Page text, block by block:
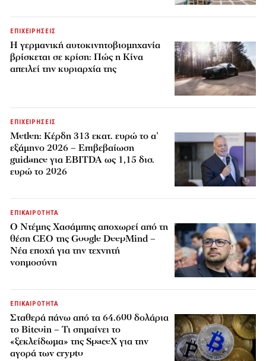
ΕΠΙΧΕΙΡΗΣΕΙΣ
Η γερμανική αυτοκινητοβιομηχανία
βρίσκεται σε κρίση: Πώς η Κίνα
απειλεί την κυριαρχία της
ΕΠΙΧΕΙΡΗΣΕΙΣ
Metlen: Κέρδη 313 εκατ. ευρώ το α’
εξάμηνο 2026 – Επιβεβαίωση
guidance για EBITDA ως 1,15 δισ.
ευρώ το 2026
ΕΠΙΚΑΙΡΟΤΗΤΑ
Ο Ντέμης Χασάμπης αποχωρεί από τη
θέση CEO της Google DeepMind –
Νέα εποχή για την τεχνητή
νοημοσύνη
ΕΠΙΚΑΙΡΟΤΗΤΑ
Σταθερά πάνω από τα 64.600 δολάρια
το Bitcoin – Τι σημαίνει το
«ξεκλείδωμα» της SpaceX για την
αγορά των crypto